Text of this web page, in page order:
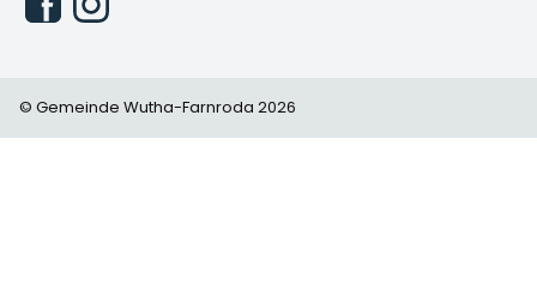
© Gemeinde Wutha-Farnroda 2026